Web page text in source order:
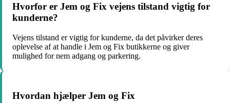
Hvorfor er Jem og Fix vejens tilstand vigtig for
kunderne?
Vejens tilstand er vigtig for kunderne, da det påvirker deres
oplevelse af at handle i Jem og Fix butikkerne og giver
mulighed for nem adgang og parkering.
Hvordan hjælper Jem og Fix